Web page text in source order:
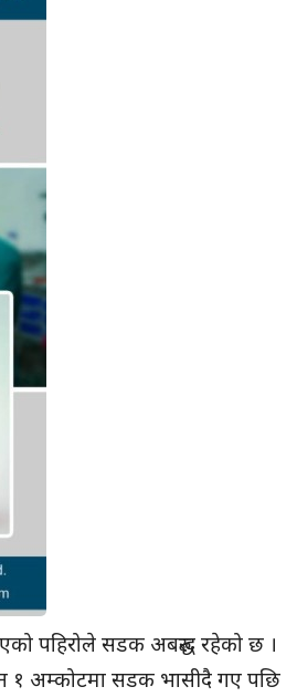
पहिरोले सडक अबरुद्ध रहेको छ ।
न १ अम्कोटमा सडक भासीदै गए पछि